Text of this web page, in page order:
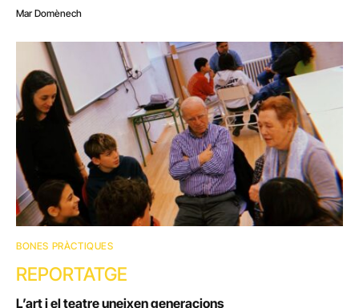
Mar Domènech
BONES PRÀCTIQUES
REPORTATGE
L’art i el teatre uneixen generacions